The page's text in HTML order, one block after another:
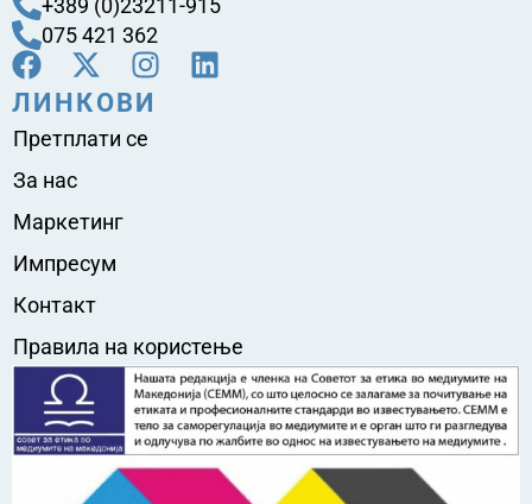
+389 (0)23211-915
075 421 362
ЛИНКОВИ
Претплати се
За нас
Маркетинг
Импресум
Контакт
Правила на користење